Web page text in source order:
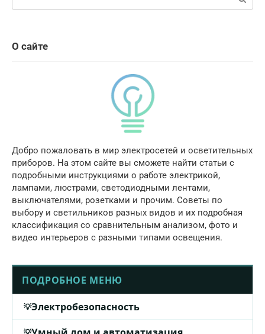
О сайте
Добро пожаловать в мир электросетей и осветительных
приборов. На этом сайте вы сможете найти статьи с
подробными инструкциями о работе электрикой,
лампами, люстрами, светодиодными лентами,
выключателями, розетками и прочим. Советы по
выбору и светильников разных видов и их подробная
классификация со сравнительным анализом, фото и
видео интерьеров с разными типами освещения.
ПОДРОБНОЕ МЕНЮ
Электробезопасность